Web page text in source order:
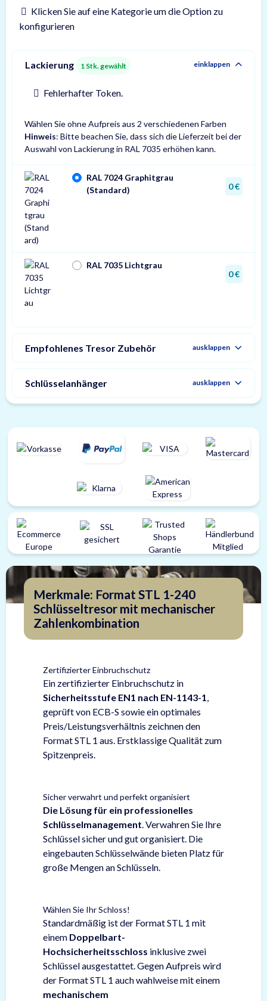
Klicken Sie auf eine Kategorie um die Option zu
konfigurieren
Lackierung 1 Stk. gewählt einklappen
Fehlerhafter Token.
Wählen Sie ohne Aufpreis aus 2 verschiedenen Farben
Hinweis: Bitte beachen Sie, dass sich die Lieferzeit bei der
Auswahl von Lackierung in RAL 7035 erhöhen kann.
RAL 7024 Graphitgrau
(Standard)
0 €
RAL 7035 Lichtgrau
0 €
Empfohlenes Tresor Zubehör ausklappen
Schlüsselanhänger ausklappen
Merkmale: Format STL 1-240
Schlüsseltresor mit mechanischer
Zahlenkombination
Zertifizierter Einbruchschutz
Ein zertifizierter Einbruchschutz in
Sicherheitsstufe EN1 nach EN-1143-1
geprüft von ECB-S sowie ein optimales
Preis/Leistungsverhältnis zeichnen den
Format STL 1 aus. Erstklassige Qualität zum
Spitzenpreis.
Sicher verwahrt und perfekt organisiert
Die Lösung für ein professionelles
Schlüsselmanagement . Verwahren Sie Ihre
Schlüssel sicher und gut organisiert. Die
eingebauten Schlüsselwände bieten Platz für
große Mengen an Schlüsseln.
Wählen Sie Ihr Schloss!
Standardmäßig ist der Format STL 1 mit
einem Doppelbart-
Hochsicherheitsschloss inklusive zwei
Schlüssel ausgestattet. Gegen Aufpreis wird
der Format STL 1 auch wahlweise mit einem
mechanischem